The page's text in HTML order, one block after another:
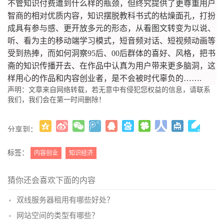
不管知识付费遭到什么样的瓶颈，但终究提供了更尊重用户
智商的相对优质内容，知识摆脱教科书式的枯燥面孔，打扮
成具有参与感、更开放多元的形态，从看图文转变为以说、
听、看为主的移动端学习模式，短音频对话、短视频动画等
受到热捧，而如何洞察95后、00后群体的喜好、风格，把书
斋的知识传播开去、在作品中认真为用户带来更多脑洞，这
样用心的作品和内容创业者，是不会被时代辜负的…….
声明：文章来自网络转载，若无意中有侵犯您权益的信息，请联系
我们，我们会在第一时间删除！
分享到：
标签： 内容创业 知识经济
猜你还会喜欢下面的内容
双线服务器租用有哪些好处？
网站空间的类型有哪些？